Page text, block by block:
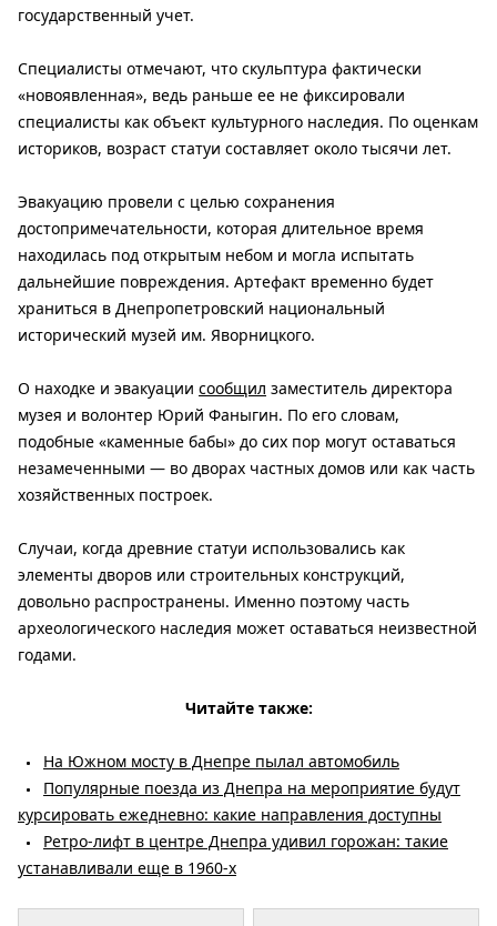
государственный учет.
Специалисты отмечают, что скульптура фактически
«новоявленная», ведь раньше ее не фиксировали
специалисты как объект культурного наследия. По оценкам
историков, возраст статуи составляет около тысячи лет.
Эвакуацию провели с целью сохранения
достопримечательности, которая длительное время
находилась под открытым небом и могла испытать
дальнейшие повреждения. Артефакт временно будет
храниться в Днепропетровский национальный
исторический музей им. Яворницкого.
О находке и эвакуации сообщил заместитель директора
музея и волонтер Юрий Фаныгин. По его словам,
подобные «каменные бабы» до сих пор могут оставаться
незамеченными — во дворах частных домов или как часть
хозяйственных построек.
Случаи, когда древние статуи использовались как
элементы дворов или строительных конструкций,
довольно распространены. Именно поэтому часть
археологического наследия может оставаться неизвестной
годами.
Читайте также:
На Южном мосту в Днепре пылал автомобиль
Популярные поезда из Днепра на мероприятие будут
курсировать ежедневно: какие направления доступны
Ретро-лифт в центре Днепра удивил горожан: такие
устанавливали еще в 1960-х